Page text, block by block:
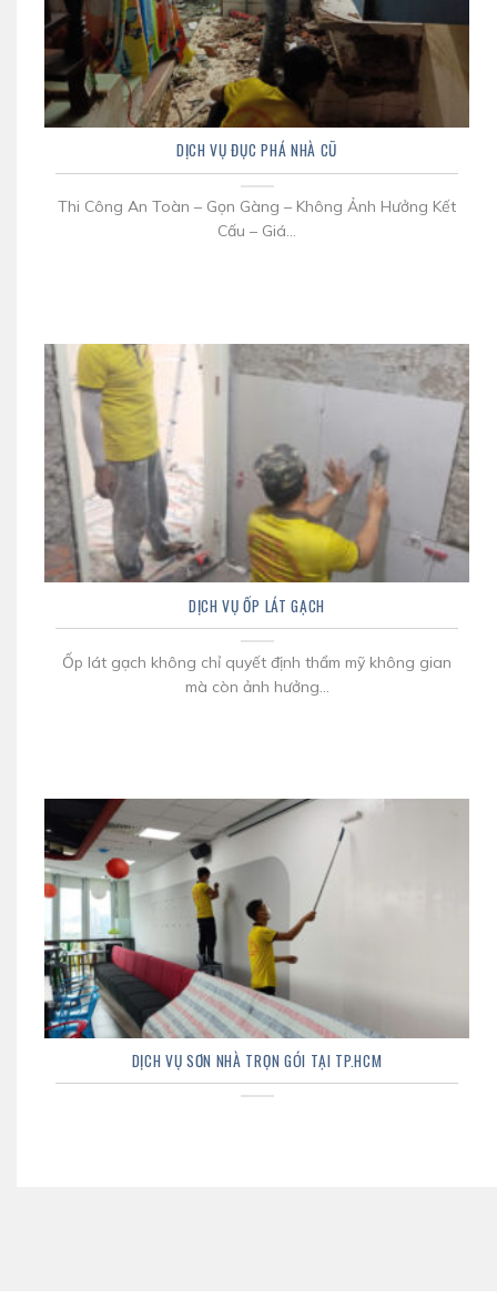
DỊCH VỤ ĐỤC PHÁ NHÀ CŨ
Thi Công An Toàn – Gọn Gàng – Không Ảnh Hưởng Kết
Cấu – Giá...
DỊCH VỤ ỐP LÁT GẠCH
Ốp lát gạch không chỉ quyết định thẩm mỹ không gian
mà còn ảnh hưởng...
DỊCH VỤ SƠN NHÀ TRỌN GÓI TẠI TP.HCM